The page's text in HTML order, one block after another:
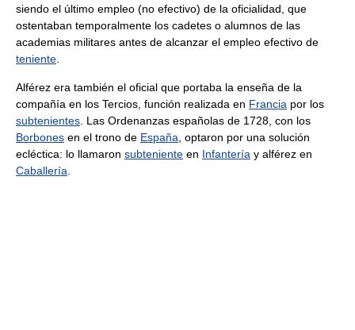
siendo el último empleo (no efectivo) de la oficialidad, que
ostentaban temporalmente los cadetes o alumnos de las
academias militares antes de alcanzar el empleo efectivo de
teniente
Alférez era también el oficial que portaba la enseña de la
compañía en los Tercios, función realizada en Francia por los
subtenientes . Las Ordenanzas españolas de 1728, con los
Borbones en el trono de España , optaron por una solución
ecléctica: lo llamaron subteniente en Infantería y alférez en
Caballería